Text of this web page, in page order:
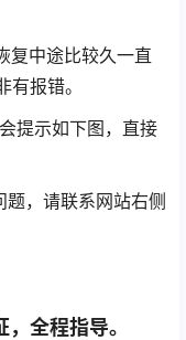
中途比较久一直
报错。
提示如下图，直接
，请联系网站右侧
全程指导。